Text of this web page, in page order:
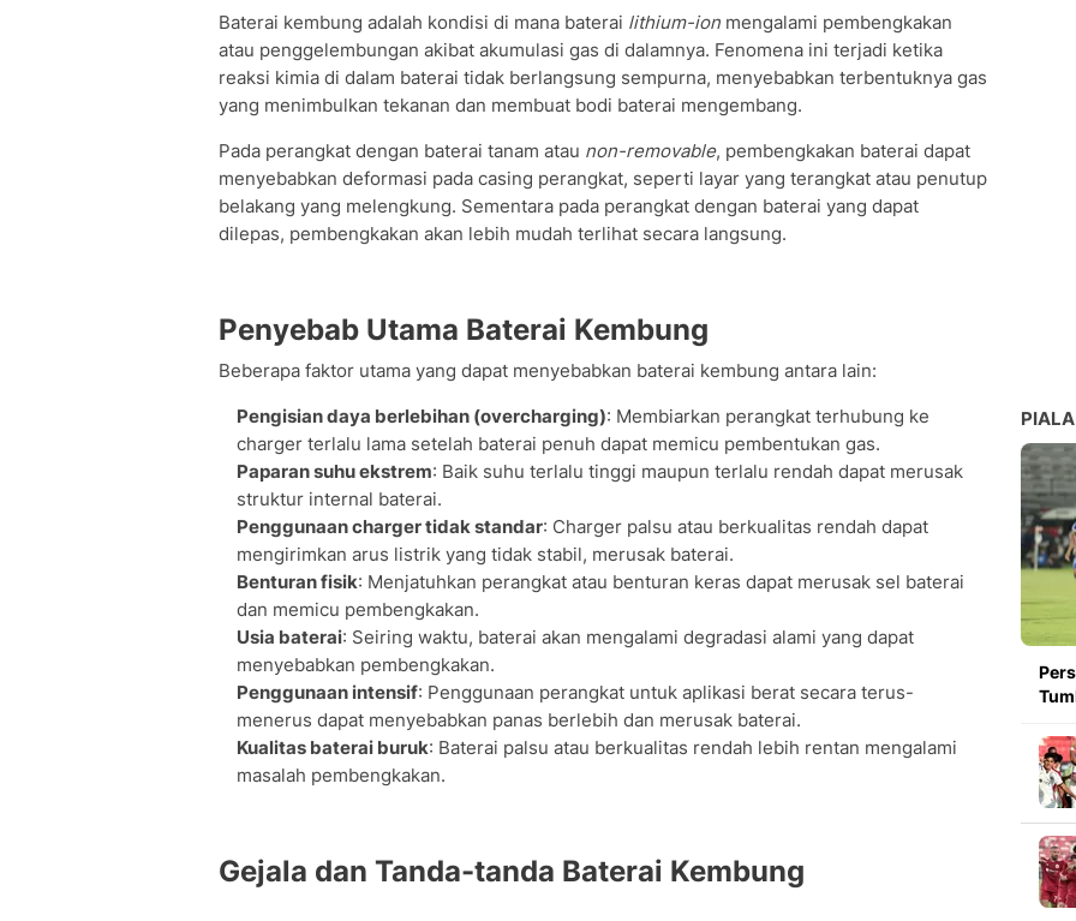
Baterai kembung adalah kondisi di mana baterai lithium-ion mengalami pembengkakan
atau penggelembungan akibat akumulasi gas di dalamnya. Fenomena ini terjadi ketika
reaksi kimia di dalam baterai tidak berlangsung sempurna, menyebabkan terbentuknya gas
yang menimbulkan tekanan dan membuat bodi baterai mengembang.
Pada perangkat dengan baterai tanam atau non-removable, pembengkakan baterai dapat
menyebabkan deformasi pada casing perangkat, seperti layar yang terangkat atau penutup
belakang yang melengkung. Sementara pada perangkat dengan baterai yang dapat
dilepas, pembengkakan akan lebih mudah terlihat secara langsung.
Penyebab Utama Baterai Kembung
Beberapa faktor utama yang dapat menyebabkan baterai kembung antara lain:
Pengisian daya berlebihan (overcharging): Membiarkan perangkat terhubung ke
charger terlalu lama setelah baterai penuh dapat memicu pembentukan gas.
Paparan suhu ekstrem: Baik suhu terlalu tinggi maupun terlalu rendah dapat merusak
struktur internal baterai.
Penggunaan charger tidak standar: Charger palsu atau berkualitas rendah dapat
mengirimkan arus listrik yang tidak stabil, merusak baterai.
Benturan fisik: Menjatuhkan perangkat atau benturan keras dapat merusak sel baterai
dan memicu pembengkakan.
Usia baterai: Seiring waktu, baterai akan mengalami degradasi alami yang dapat
menyebabkan pembengkakan.
Penggunaan intensif: Penggunaan perangkat untuk aplikasi berat secara terus-
menerus dapat menyebabkan panas berlebih dan merusak baterai.
Kualitas baterai buruk: Baterai palsu atau berkualitas rendah lebih rentan mengalami
masalah pembengkakan.
Gejala dan Tanda-tanda Baterai Kembung